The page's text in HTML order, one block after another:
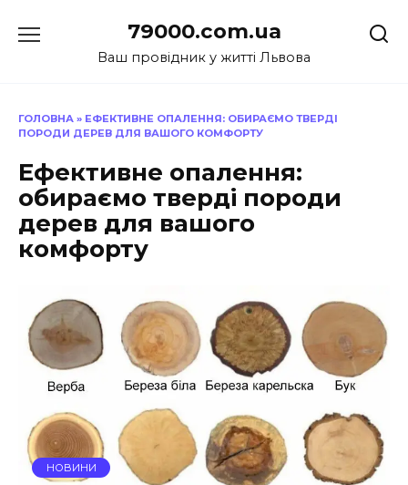
до
79000.com.ua
Ваш провідник у житті Львова
ГОЛОВНА » ЕФЕКТИВНЕ ОПАЛЕННЯ: ОБИРАЄМО ТВЕРДІ
ПОРОДИ ДЕРЕВ ДЛЯ ВАШОГО КОМФОРТУ
Ефективне опалення:
обираємо тверді породи
дерев для вашого
комфорту
НОВИНИ